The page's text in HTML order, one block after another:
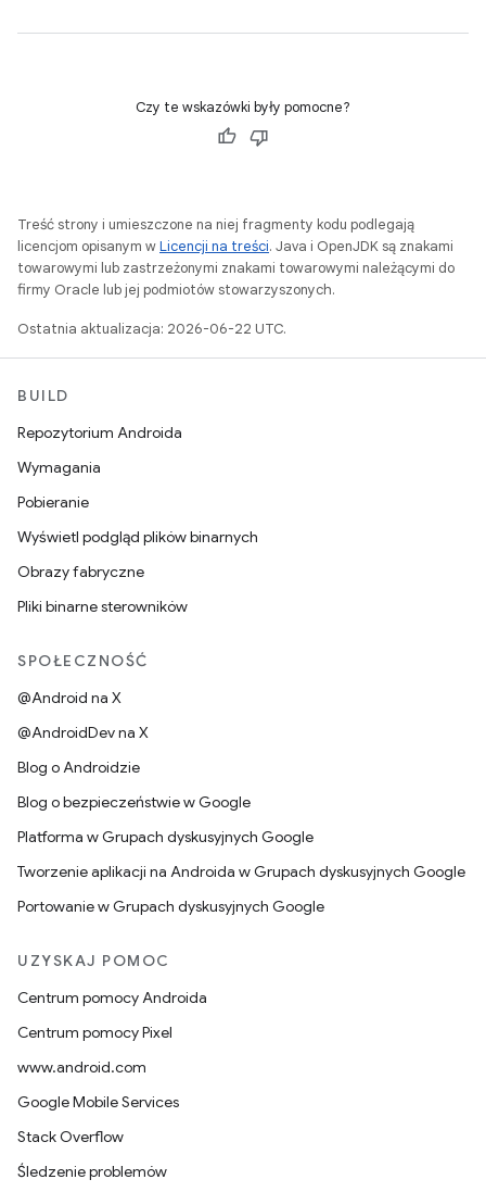
Czy te wskazówki były pomocne?
Treść strony i umieszczone na niej fragmenty kodu podlegają
licencjom opisanym wLicencji na treści. Java i OpenJDK są znakami
towarowymi lub zastrzeżonymi znakami towarowymi należącymi do
firmy Oracle lub jej podmiotów stowarzyszonych.
Ostatnia aktualizacja: 2026-06-22 UTC.
BUILD
Repozytorium Androida
Wymagania
Pobieranie
Wyświetl podgląd plików binarnych
Obrazy fabryczne
Pliki binarne sterowników
SPOŁECZNOŚĆ
@Android na X
@AndroidDev na X
Blog o Androidzie
Blog o bezpieczeństwie w Google
Platforma w Grupach dyskusyjnych Google
Tworzenie aplikacji na Androida w Grupach dyskusyjnych Google
Portowanie w Grupach dyskusyjnych Google
UZYSKAJ POMOC
Centrum pomocy Androida
Centrum pomocy Pixel
www.android.com
Google Mobile Services
Stack Overflow
Śledzenie problemów